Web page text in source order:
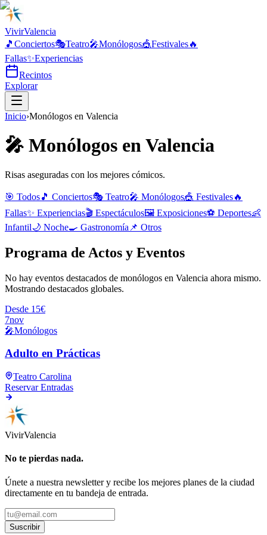
VivirValencia
🎵 Conciertos🎭Teatro🎤Monólogos🎪Festivales🔥
Fallas✨Experiencias
Recintos
Explorar
Inicio›Monólogos en Valencia
🎤 Monólogos enValencia
Risas aseguradas con los mejores cómicos.
🎯 Todos🎵 Conciertos🎭 Teatro🎤 Monólogos🎪 Festivales🔥
Fallas✨ Experiencias🎬 Espectáculos🖼️ Exposiciones⚽ Deportes👶
Infantil🌙 Noche🍳 Gastronomía 📌 Otros
Programa de Actos y Eventos
No hay eventos destacados de monólogos en Valencia ahora mismo.
Mostrando destacados globales.
Desde 15€
7nov
🎤Monólogos
Adulto en Prácticas
Teatro Carolina
Reservar Entradas
VivirValencia
No te pierdas nada.
Únete a nuestra newsletter y recibe los mejores planes de la ciudad
directamente en tu bandeja de entrada.
Suscribir